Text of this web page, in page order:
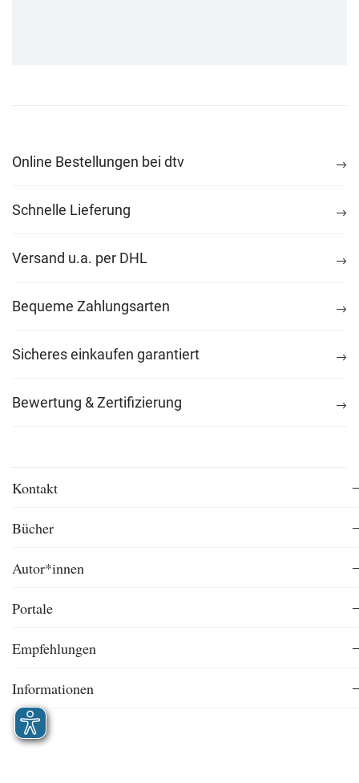
Online Bestellungen bei dtv
Schnelle Lieferung
Versand u.a. per DHL
Bequeme Zahlungsarten
Sicheres einkaufen garantiert
Bewertung & Zertifizierung
Kontakt
Bücher
Autor*innen
Portale
Empfehlungen
Informationen